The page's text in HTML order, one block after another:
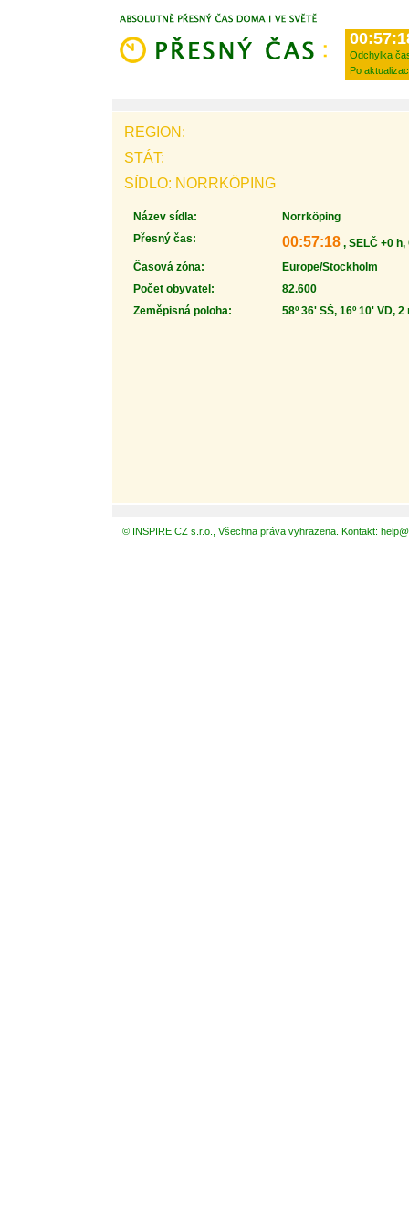
Odchylka
Po
REGION:
STÁT:
SÍDLO: NORRKÖPING
Název sídla:
Norrköping
Přesný čas:
00:57:18 , SELČ +0 h,
Časová zóna:
Europe/Stockholm
Počet obyvatel:
82.600
Zeměpisná poloha:
58º 36' SŠ, 16º 10' VD, 2
© INSPIRE CZ s.r.o., Všechna práva vyhrazena. Kontakt: